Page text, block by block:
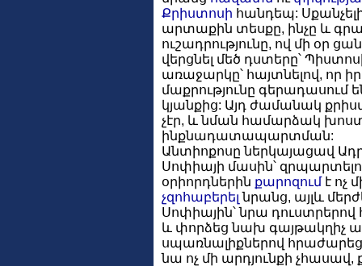
Քրիստոսի հանդեպ:
արտաքին տեսքը, ինչը և
ուշադրությունը, ով մի օր
վերցնել մեծ դստերը՝
առաջարկը՝ հայտնելով, որ
մաքրությունը գերադասում
կյանքից: Այդ ժամանակ
չէր, և նման համարձակ
ինքնադատապարտման:
Անտիոքոսը ներկայացավ
Սոփիայի մասին՝
օրիորդներին քարոզումէ ոչ
չզոհաբերել նրանց, այլև
Սոփիային՝ նրա դուստրերով
և փորձեց նախ գայթակղիչ
սպառնալիքներով
նա ոչ մի արդյունքի